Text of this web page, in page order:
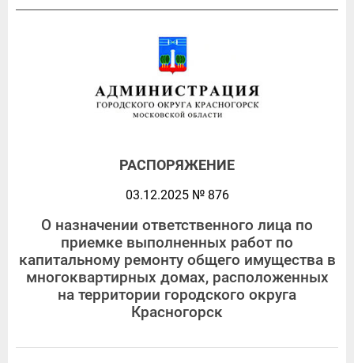
РАСПОРЯЖЕНИЕ
03.12.2025 № 876
О назначении ответственного лица по
приемке выполненных работ по
капитальному ремонту общего имущества в
многоквартирных домах, расположенных
на территории городского округа
Красногорск